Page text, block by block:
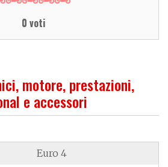
0 voti
motore, prestazioni,
e accessori
Euro 4